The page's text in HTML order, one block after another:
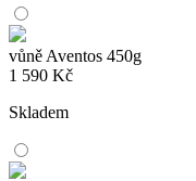
vůně Aventos 450g
1 590 Kč
Skladem